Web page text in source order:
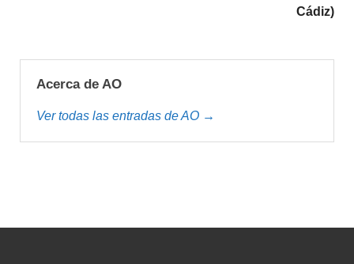
Cádiz)
Acerca de AO
Ver todas las entradas de AO →